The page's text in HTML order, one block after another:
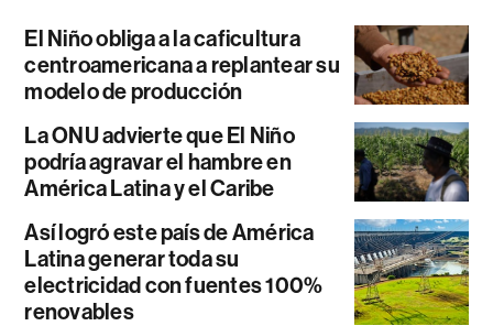
El Niño obliga a la caficultura
centroamericana a replantear su
modelo de producción
La ONU advierte que El Niño
podría agravar el hambre en
América Latina y el Caribe
Así logró este país de América
Latina generar toda su
electricidad con fuentes 100%
renovables